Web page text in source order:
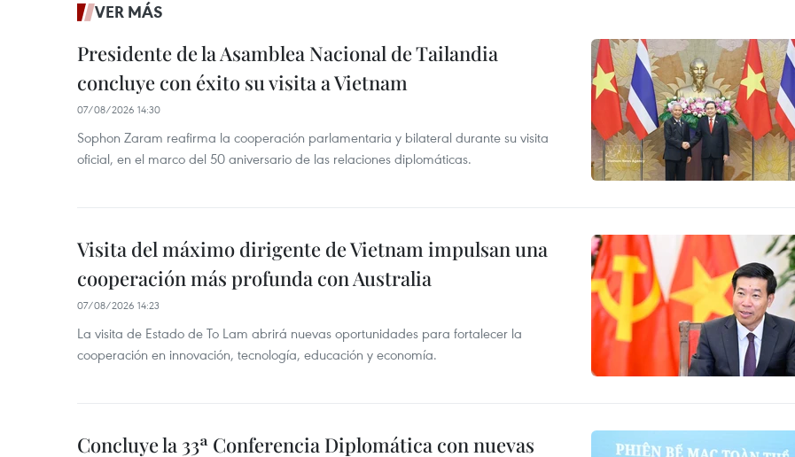
VER MÁS
Presidente de la Asamblea Nacional de Tailandia
concluye con éxito su visita a Vietnam
07/08/2026 14:30
Sophon Zaram reafirma la cooperación parlamentaria y bilateral durante su visita
oficial, en el marco del 50 aniversario de las relaciones diplomáticas.
Visita del máximo dirigente de Vietnam impulsan una
cooperación más profunda con Australia
07/08/2026 14:23
La visita de Estado de To Lam abrirá nuevas oportunidades para fortalecer la
cooperación en innovación, tecnología, educación y economía.
Concluye la 33ª Conferencia Diplomática con nuevas